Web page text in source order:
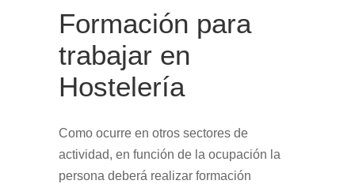
Formación para
trabajar en
Hostelería
Como ocurre en otros sectores de
actividad, en función de la ocupación la
persona deberá realizar formación